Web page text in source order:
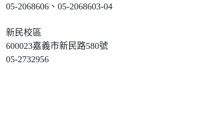
05-2068606、05-2068603-04
新民校區
600023嘉義市新民路580號
05-2732956